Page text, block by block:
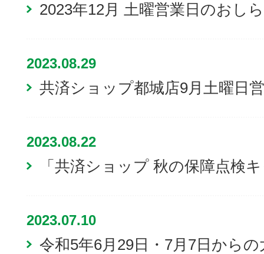
2023年12月 土曜営業日のおし
2023.08.29
共済ショップ都城店9月土曜日
2023.08.22
「共済ショップ 秋の保障点検
2023.07.10
令和5年6月29日・7月7日から